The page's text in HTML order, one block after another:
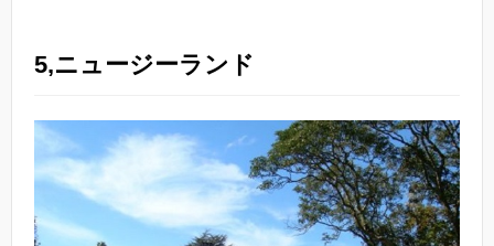
5,ニュージーランド